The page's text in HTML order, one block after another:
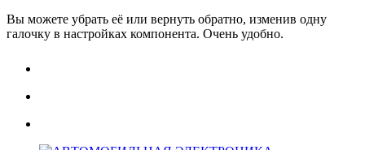
Вы можете убрать её или вернуть обратно, изменив одну
галочку в настройках компонента. Очень удобно.